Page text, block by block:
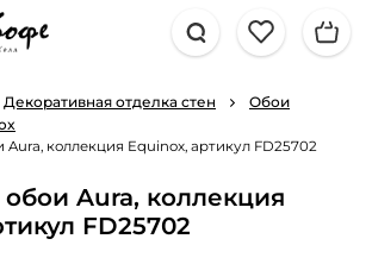
Декоративная отделка стен
Обои
Aura, коллекция Equinox, артикул FD25702
Aura, коллекция
FD25702